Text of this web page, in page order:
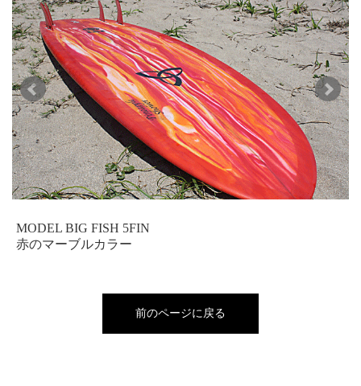
MODEL BIG FISH 5FIN
赤のマーブルカラー
前のページに戻る